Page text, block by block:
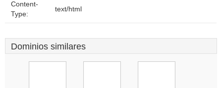
Content-
Type:
text/html
Dominios similares